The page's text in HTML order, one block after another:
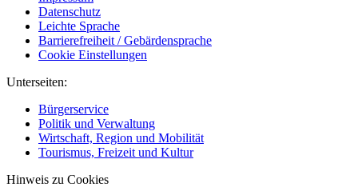
Datenschutz
Leichte Sprache
Barrierefreiheit / Gebärdensprache
Cookie Einstellungen
Unterseiten:
Bürgerservice
Politik und Verwaltung
Wirtschaft, Region und Mobilität
Tourismus, Freizeit und Kultur
Hinweis zu Cookies